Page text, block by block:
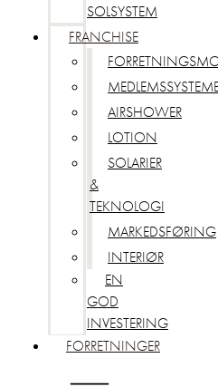
SOLSYSTEM
FRANCHISE
AIRSHOWER
LOTION
SOLARIER
&
TEKNOLOGI
MARKEDSFØRING
INTERIØR
EN
GOD
INVESTERING
FORRETNINGER